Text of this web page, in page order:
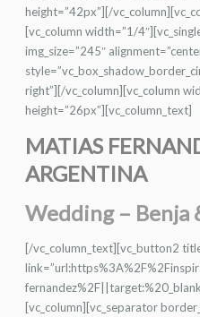
height=”42px”][/
[vc_column width=”1/
img_size=”245″
right”][/vc_column][vc_column
height=”26px”][vc_column_text]
MATIAS
ARGENTINA
Wedding – Benja
[/vc_column_text][vc_button2
[vc_column][vc_separator